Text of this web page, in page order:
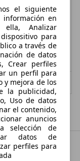
ofertas
el siguiente
información en
Analizar
para
a través de
de datos
Crear perfiles
un perfil para
y mejora de los
la publicidad,
Uso de datos
el contenido,
anuncios
selección de
datos de
perfiles para